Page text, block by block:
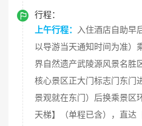

行程：
上午行程：
入住酒店自助早
以导游当天通知时间为准）
界自然遗产武陵源风景名胜
核心景区正大门标志门东门
景观就在东门）后换乘景区
天梯】（单程已含），直达